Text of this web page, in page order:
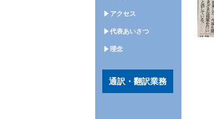
アクセス
代表あいさつ
理念
通訳・翻訳業務